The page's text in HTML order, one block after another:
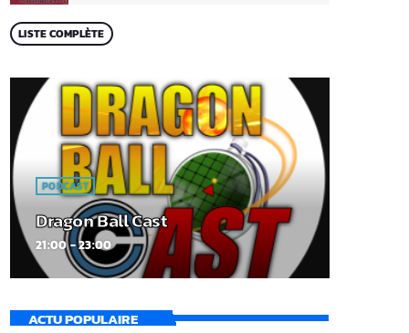
LISTE COMPLÈTE
PODCAST
Dragon Ball Cast
21:00 - 23:00
ACTU POPULAIRE